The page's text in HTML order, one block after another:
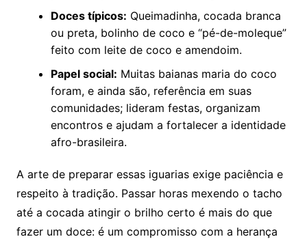
Doces típicos: Queimadinha, cocada branca
ou preta, bolinho de coco e “pé-de-moleque”
feito com leite de coco e amendoim.
Papel social: Muitas baianas maria do coco
foram, e ainda são, referência em suas
comunidades; lideram festas, organizam
encontros e ajudam a fortalecer a identidade
afro-brasileira.
A arte de preparar essas iguarias exige paciência e
respeito à tradição. Passar horas mexendo o tacho
até a cocada atingir o brilho certo é mais do que
fazer um doce: é um compromisso com a herança